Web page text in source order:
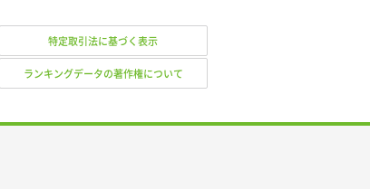
特定取引法に基づく表示
ランキングデータの著作権について